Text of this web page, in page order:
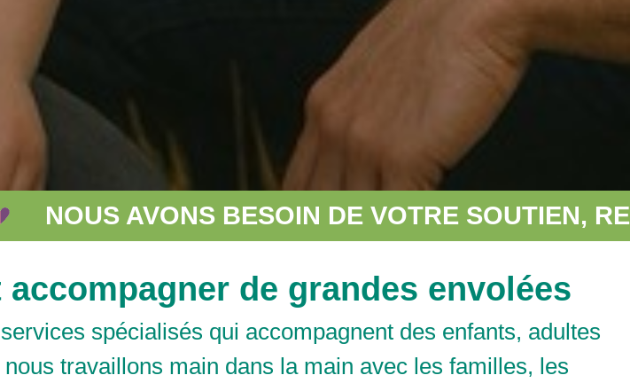
BESOIN DE VOTRE SOUTIEN, REJOIGNEZ-
de grandes envolées
spécialisés qui accompagnent des enfants, adultes
travaillons main dans la main avec les familles, les